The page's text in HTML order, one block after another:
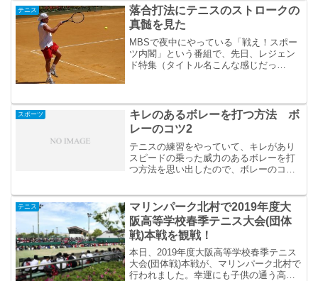
知らんが、ジョコビッチがインタービュ
ーを受けている・...
テニス
落合打法にテニスのストロークの
真髄を見た
MBSで夜中にやっている「戦え！スポー
ツ内閣」という番組で、先日、レジェン
ド特集（タイトル名こんな感じだっ
落合打法の話を聞き、テニス...
スポーツ
キレのあるボレーを打つ方法 ボ
レーのコツ2
テニスの練習をやっていて、キレがあり
スピードの乗った威力のあるボレーを打
つ方法を思い出したので、ボレーのコツ
テニス
マリンパーク北村で2019年度大
阪高等学校春季テニス大会(団体
戦)本戦を観戦！
本日、2019年度大阪高等学校春季テニス
大会(団体戦)本戦が、マリンパーク北村で
行われました。幸運にも子供の通う高校